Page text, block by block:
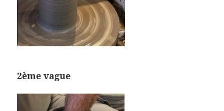
2ème vague